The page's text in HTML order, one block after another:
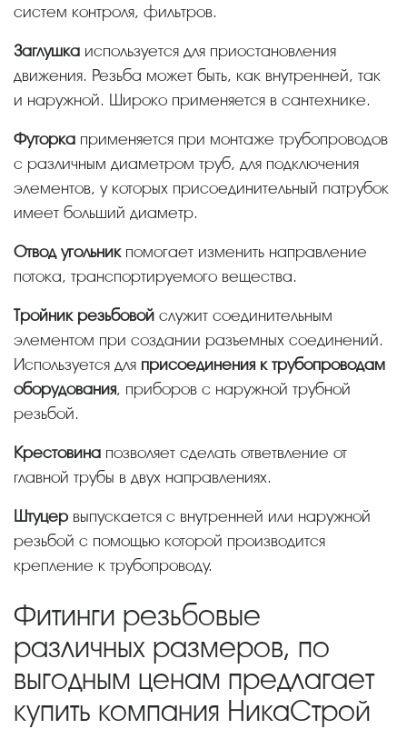
систем контроля, фильтров.
Заглушка используется для приостановления
движения. Резьба может быть, как внутренней, так
и наружной. Широко применяется в сантехнике.
Футорка применяется при монтаже трубопроводов
с различным диаметром труб, для подключения
элементов, у которых присоединительный патрубок
имеет больший диаметр.
Отвод угольникпомогает изменить направление
потока, транспортируемого вещества.
Тройник резьбовой служит соединительным
элементом при создании разъемных соединений.
Используется для присоединения к трубопроводам
оборудования, приборов с наружной трубной
резьбой.
Крестовина позволяет сделать ответвление от
главной трубы в двух направлениях.
Штуцер выпускается с внутренней или наружной
резьбой с помощью которой производится
крепление к трубопроводу.
Фитинги резьбовые
различных размеров, по
выгодным ценам предлагает
купить компания НикаСтрой